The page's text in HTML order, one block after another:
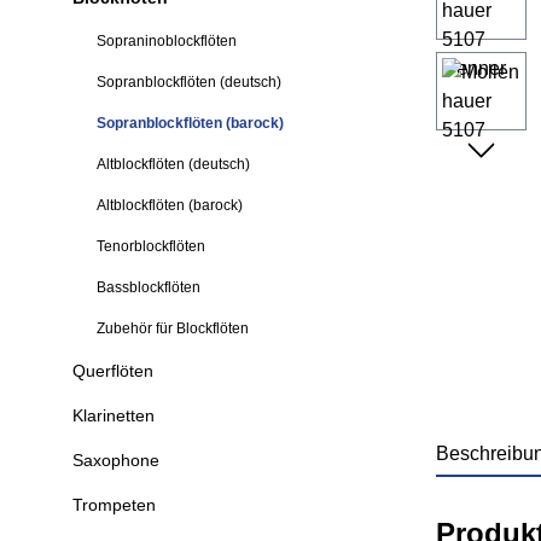
Sopraninoblockflöten
Sopranblockflöten (deutsch)
Sopranblockflöten (barock)
Altblockflöten (deutsch)
Altblockflöten (barock)
Tenorblockflöten
Bassblockflöten
Zubehör für Blockflöten
Querflöten
Klarinetten
Saxophone
Trompeten